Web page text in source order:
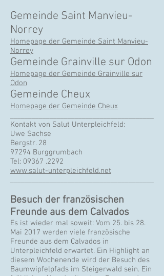
Gemeinde Saint Manvieu-
Norrey
Homepage der Gemeinde Saint Manvieu-
Norrey
Gemeinde Grainville sur Odon
Homepage der Gemeinde Grainville sur
Odon
Gemeinde Cheux
Homepage der Gemeinde Cheux
Kontakt von Salut Unterpleichfeld:
Uwe Sachse
Bergstr. 28
97294 Burggrumbach
Tel: 09367 .2292
www.salut-unterpleichfeld.net
Besuch der französischen
Freunde aus dem Calvados
Es ist wieder mal soweit: Vom 25. bis 28.
Mai 2017 werden viele französische
Freunde aus dem Calvados in
Unterpleichfeld erwartet. Ein Highlight an
diesem Wochenende wird der Besuch des
Baumwipfelpfads im Steigerwald sein. Ein